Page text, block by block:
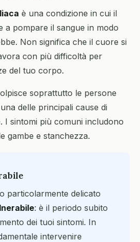
è una condizione in cui il
a pompare il sangue in modo
Non significa che il cuore si
con più difficoltà per
del tuo corpo.
soprattutto le persone
delle principali cause di
I sintomi più comuni includono
gambe e stanchezza.
particolarmente delicato
: è il periodo subito
dei tuoi sintomi. In
intervenire